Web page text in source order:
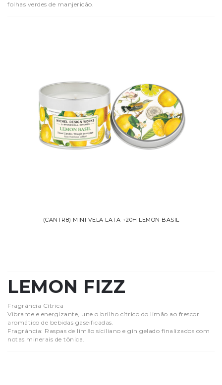
folhas verdes de manjericão.
(CANTR8) MINI VELA LATA +20H LEMON BASIL
LEMON FIZZ
Fragrância Cítrica
Vibrante e energizante, une o brilho cítrico do limão ao frescor
aromático de bebidas gaseificadas.
Fragrância: Raspas de limão siciliano e gin gelado finalizados com
notas minerais de tônica.